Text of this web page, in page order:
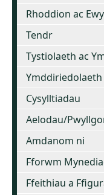
Rhoddion ac
Tendr
Tystiolaeth ac
Cysylltiadau
Aelodau/
Amdanom ni
Fforwm
Ffeithiau a